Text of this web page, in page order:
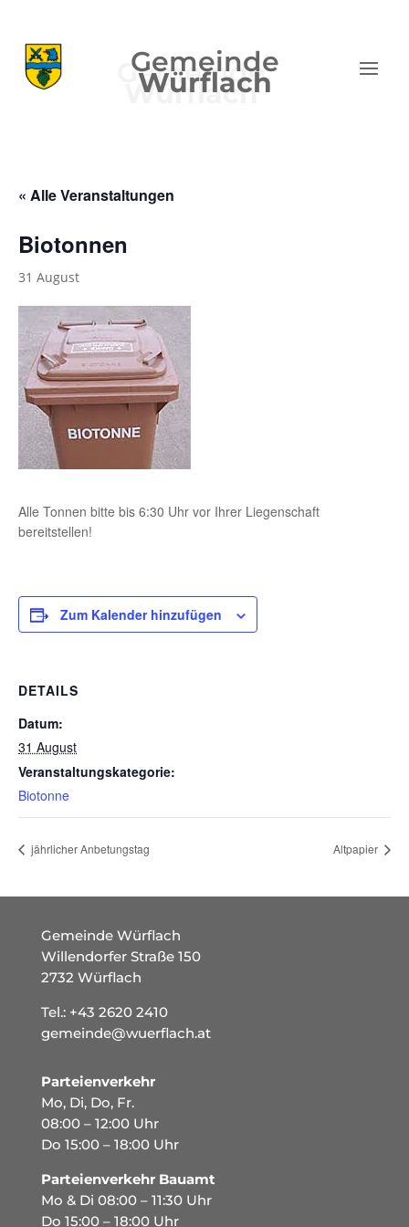
Gemeinde
Würflach
« Alle Veranstaltungen
Biotonnen
31 August
Alle Tonnen bitte bis 6:30 Uhr vor Ihrer Liegenschaft
bereitstellen!
Zum Kalender hinzufügen
DETAILS
Datum:
31 August
Veranstaltungskategorie:
Biotonne
jährlicher Anbetungstag Altpapier
Gemeinde Würflach
Willendorfer Straße 150
2732 Würflach
Tel.: +43 2620 2410
gemeinde@wuerflach.at
Parteienverkehr
Mo, Di, Do, Fr.
08:00 – 12:00 Uhr
Do 15:00 – 18:00 Uhr
Parteienverkehr Bauamt
Mo & Di 08:00 – 11:30 Uhr
Do 15:00 – 18:00 Uhr